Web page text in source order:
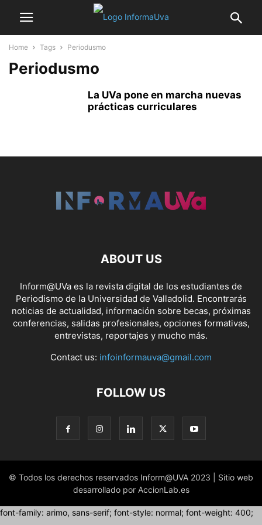
Home Tags Periodusmo
Periodusmo
La UVa pone en marcha nuevas
prácticas curriculares
ABOUT US
Inform@UVa es la revista digital de los estudiantes de
Periodismo de la Universidad de Valladolid. Encontrarás
noticias de actualidad, información sobre becas, próximas
conferencias, salidas profesionales, opciones formativas,
entrevistas, reportajes y mucho más.
Contact us: infoinformauva@gmail.com
FOLLOW US
© Todos los derechos reservados Inform@UVA 2023 | Sitio web
desarrollado por AccionLab.es
font-family: arimo, sans-serif; font-style: normal; font-weight: 400;